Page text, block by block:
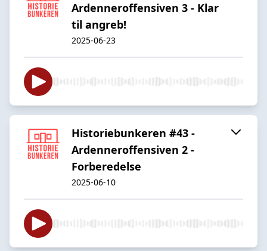
Ardenneroffensiven 3 - Klar
til angreb!
2025-06-23
Historiebunkeren #43 -
Ardenneroffensiven 2 -
Forberedelse
2025-06-10